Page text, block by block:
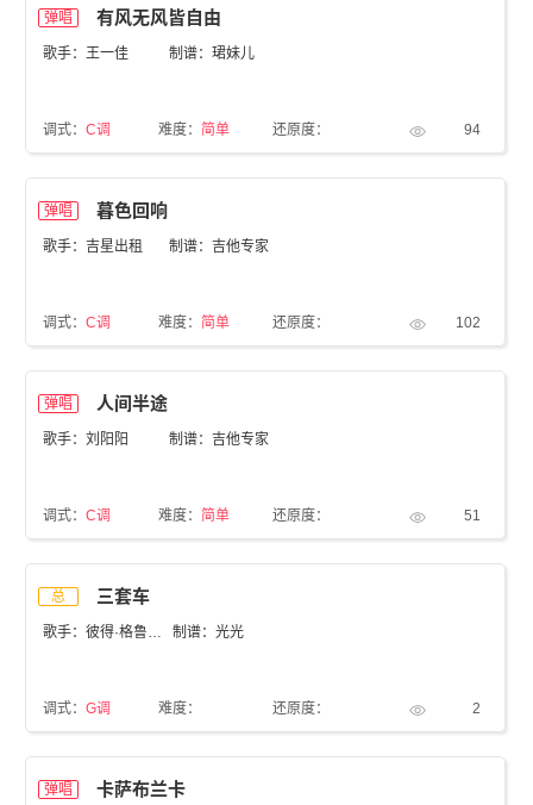
弹唱 有风无风皆自由
歌手：王一佳 制谱：珺妹儿
调式：C调 难度： 简单 还原度： 94
弹唱 暮色回响
歌手：吉星出租 制谱：吉他专家
调式：C调 难度： 简单 还原度： 102
弹唱 人间半途
歌手：刘阳阳 制谱：吉他专家
调式：C调 难度： 简单 还原度： 51
总 三套车
歌手：彼得·格鲁波基 制谱：光光
调式：G调 难度： 还原度： 2
弹唱 卡萨布兰卡